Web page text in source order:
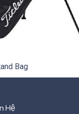
Bag
Hệ